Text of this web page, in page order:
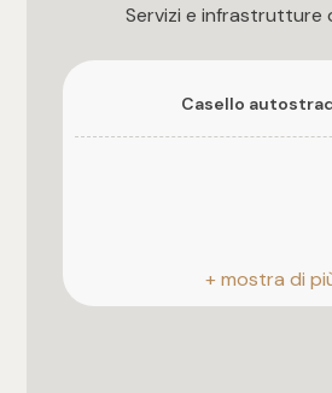
Servizi e infrastrutture
Casello
5+